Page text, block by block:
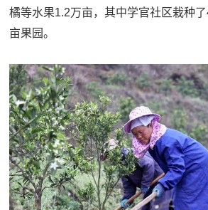
务
防
国
防
色
文
旅
红
色
文
关
于
橘等水果1.2万亩，其中学官社区栽种
亩果园。